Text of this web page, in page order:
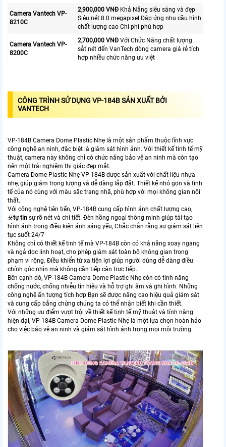
Camera Vantech VP-
8210C
2,900,000 VNĐ Khả Năng siêu sáng và đẹp
Siêu nét 8.0 megapixel Đáp ứng nhu cầu hình
chất lượng cao Chi phí phù hợp
Camera Vantech VP-
8200C
2,700,000 VNĐ Với Chức Năng chất lượng
sắt nét đến VanTech dòng camera giá rẻ tích
hợp nhiều chức năng ưu việt
CÔNG TRÌNH SỬ DỤNG VP-184B SẢN XUẤT BỞI
VANTECH
VP-184B Camera Dome Plastic Nhẹ là một sản phẩm thuộc lĩnh vực
công nghệ an ninh, đặc biệt là giám sát hình ảnh. Với thiết kế tinh tế mỹ
thuật, camera này không chỉ có chức năng bảo vệ an ninh mà còn tạo
nên một trải nghiệm thị giác đẹp mắt.
Camera Dome Plastic Nhẹ VP-184B được sản xuất với chất liệu nhựa
nhẹ, giúp giảm trọng lượng và dễ dàng lắp đặt. Thiết kế nhỏ gọn và tinh
tế của nó cùng với màu sắc trang nhã, phù hợp với mọi không gian nội
thất.
Với công nghệ tiên tiến, VP-184B cung cấp hình ảnh chất lượng cao,
☣️tự tin sự rõ nét và chi tiết. Đèn hồng ngoại thông minh giúp tái tạo
hình ảnh trong điều kiện ánh sáng yếu, Chắc chắn rằng sự giám sát liên
tục suốt 24/7
Không chỉ có thiết kế tinh tế mà VP-184B còn có khả năng xoay ngang
và ngả dọc linh hoạt, cho phép giám sát toàn bộ không gian trong
phạm vi rộng. Điều khiển từ xa tiện lợi giúp người dùng dễ dàng điều
chỉnh góc nhìn mà không cần tiếp cận trực tiếp.
Bên cạnh đó, VP-184B Camera Dome Plastic Nhẹ còn có tính năng
chống nước, chống nhiễu tín hiệu và hỗ trợ ghi âm và ghi hình. Những
công nghệ ấn tượng tích hợp Bạn sẽ được nâng cao hiệu quả giám sát
và cung cấp bằng chứng chúng ta có thể nhận biết khi cần thiết.
Với những ưu điểm vượt trội về thiết kế tinh tế mỹ thuật và tính năng
hiện đại, VP-184B Camera Dome Plastic Nhẹ là một lựa chọn hoàn hảo
cho việc bảo vệ an ninh và giám sát hình ảnh trong mọi môi trường.